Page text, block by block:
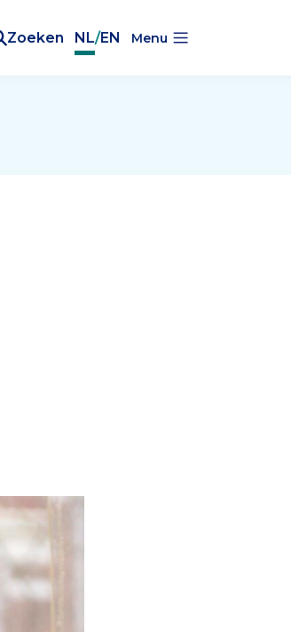
Zoeken NL/EN Menu